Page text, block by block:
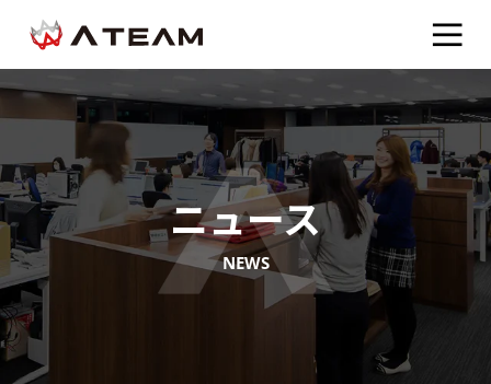
ニュース
NEWS